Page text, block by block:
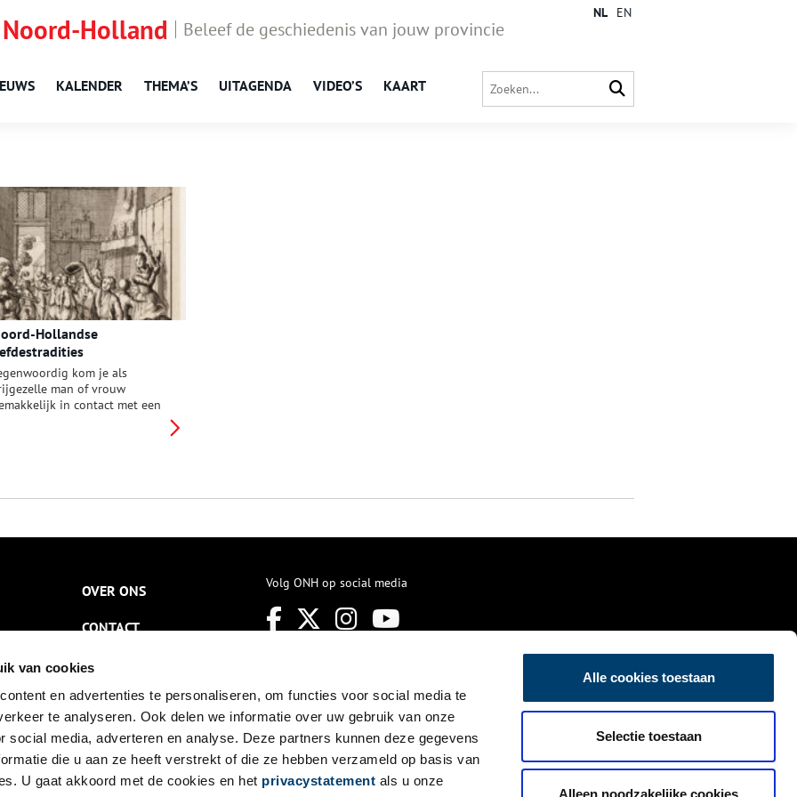
van cookies
en advertenties te personaliseren, om functies voor social media te
te analyseren. Ook delen we informatie over uw gebruik van onze
social media, adverteren en analyse. Deze partners kunnen deze gegevens
die u aan ze heeft verstrekt of die ze hebben verzameld op basis van
U gaat akkoord met de cookies en het privacystatement als u onze
Alle cookies toestaan
Selectie toestaan
Alleen noodzakelijke cookies
Holland Beleef de geschiedenis van jouw provincie
KALENDER THEMA’S UITAGENDA VIDEO’S KAART
NL EN
Hollandse
kom je als
man of vrouw
in contact met een
minutieus op de hoogte
lekker bij weg te zwijmelen en
OVER ONS
CONTACT
NIEUWSBRIEF
DISCLAIMER
PRIVACY
TOEGANKELIJKHEID
Volg ONH op social media